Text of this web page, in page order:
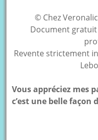
© Chez
Document
Revente strictement
Vous appréciez mes
c’est une belle façon